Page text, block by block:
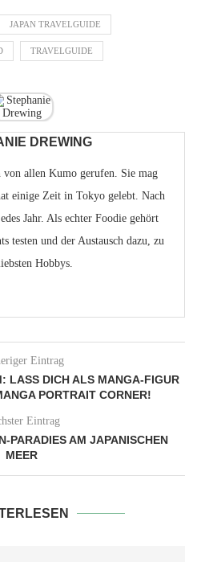
JAPAN TRAVELGUIDE
TRAVELGUIDE
DREWING
allen Kumo gerufen. Sie mag
einige Zeit in Tokyo gelebt. Nach
Jahr. Als echter Foodie gehört
testen und der Austausch dazu, zu
Hobbys.
Eintrag
LASS DICH ALS MANGA-FIGUR
PORTRAIT CORNER!
Eintrag
PARADIES AM JAPANISCHEN
MEER